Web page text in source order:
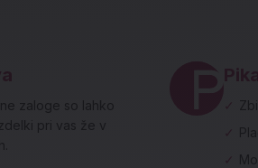
zaloge so lahko
pri vas že v
✓
✓